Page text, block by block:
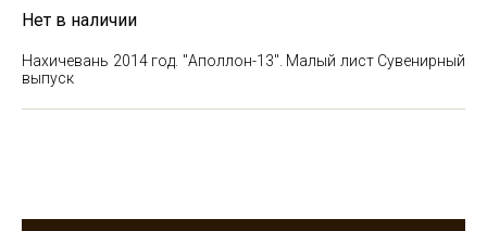
Нет в наличии
Нахичевань 2014 год. "Аполлон-13". Малый листСувенирный
выпуск